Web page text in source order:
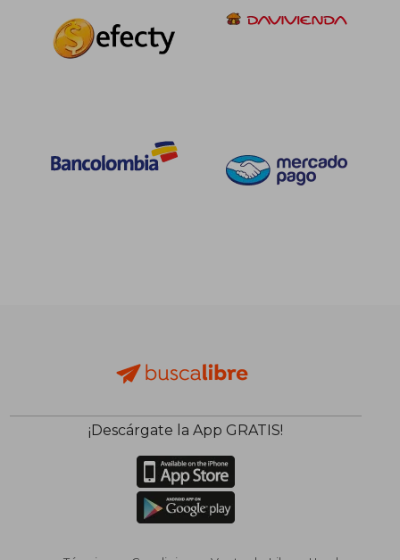
¡Descárgate la App GRATIS!